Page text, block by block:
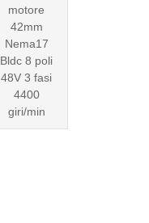
motore
42mm
Nema17
Bldc 8 poli
48V 3 fasi
4400
giri/min